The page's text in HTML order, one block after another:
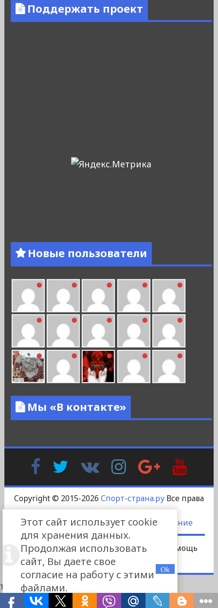
Поддержать проект
Новые пользователи
Мы «В контакте»
FacebookTwitter
Контакте
InstagramGoogle
Plus
Copyright © 2015-2026 Спорт-страна.руВсе права
защищены.
DS-DESIGN -Пользовательское соглашение
Сотрудничество Платный пост
Помощь
Реклама
Контакты
This site is protected by
Этот сайт использует cookie
для хранения данных.
Продолжая использовать
сайт, Вы даете свое
согласие на работу с этими
файлами.